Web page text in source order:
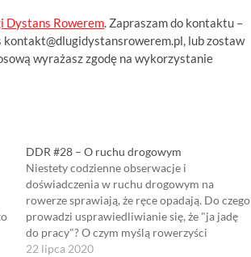
Dystans Rowerem. Zapraszam do kontaktu –
kontakt@dlugidystansrowerem.pl, lub zostaw
wyrażasz zgodę na wykorzystanie
DDR #28 – O ruchu drogowym
Niestety codzienne obserwacje i
doświadczenia w ruchu drogowym na
rowerze sprawiają, że ręce opadają. Do czego
prowadzi usprawiedliwianie się, że "ja jadę
do pracy"? O czym myślą rowerzyści
jeżdżący "pod prąd" czy wjeżdżający na
22 lipca 2020